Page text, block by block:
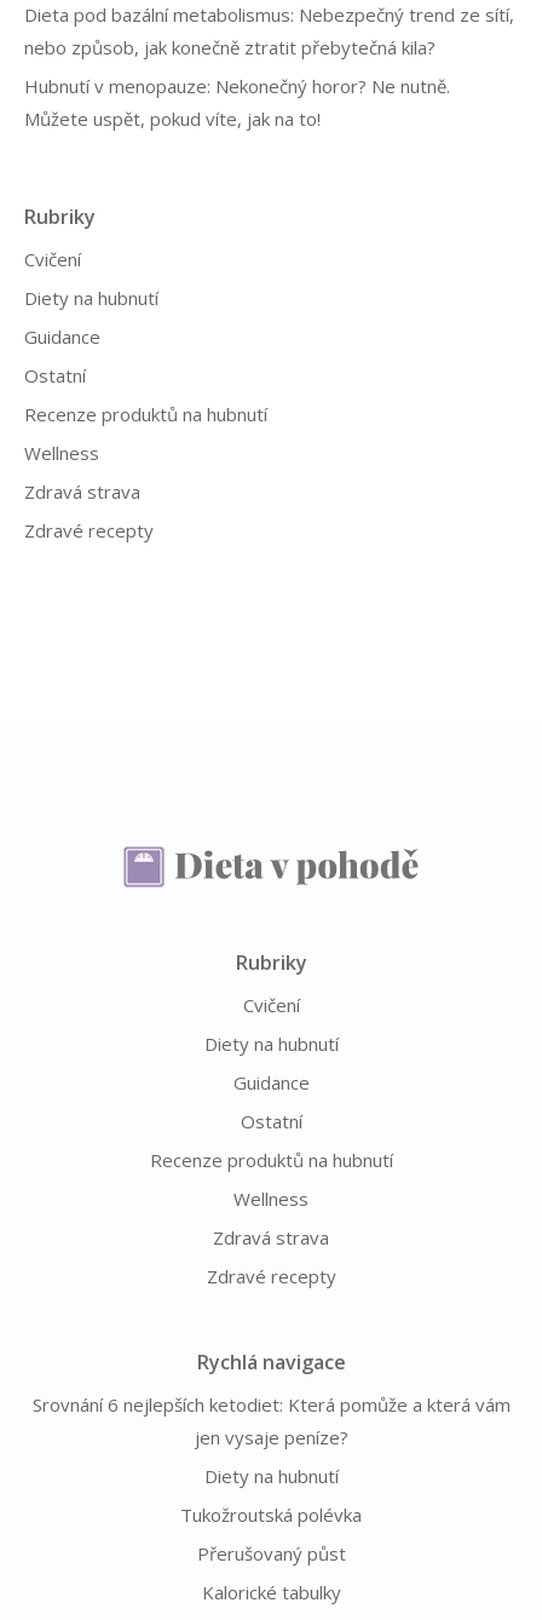
Dieta pod bazální metabolismus: Nebezpečný trend ze sítí,
nebo způsob, jak konečně ztratit přebytečná kila?
Hubnutí v menopauze: Nekonečný horor? Ne nutně.
Můžete uspět, pokud víte, jak na to!
Rubriky
Cvičení
Diety na hubnutí
Guidance
Ostatní
Recenze produktů na hubnutí
Wellness
Zdravá strava
Zdravé recepty
Rubriky
Cvičení
Diety na hubnutí
Guidance
Ostatní
Recenze produktů na hubnutí
Wellness
Zdravá strava
Zdravé recepty
Rychlá navigace
Srovnání 6 nejlepších ketodiet: Která pomůže a která vám
jen vysaje peníze?
Diety na hubnutí
Tukožroutská polévka
Přerušovaný půst
Kalorické tabulky